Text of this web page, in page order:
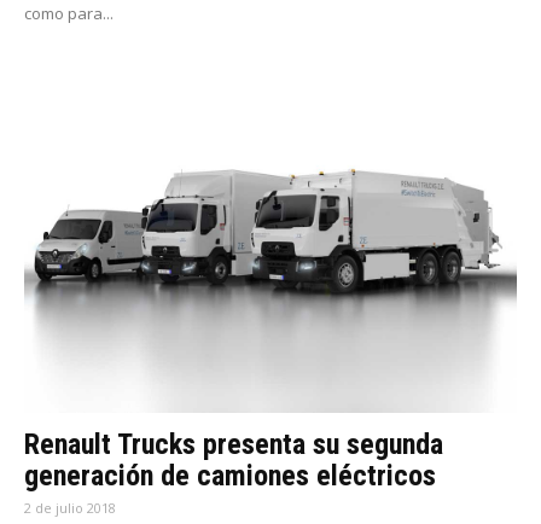
como para...
Renault Trucks presenta su segunda
generación de camiones eléctricos
2 de julio 2018